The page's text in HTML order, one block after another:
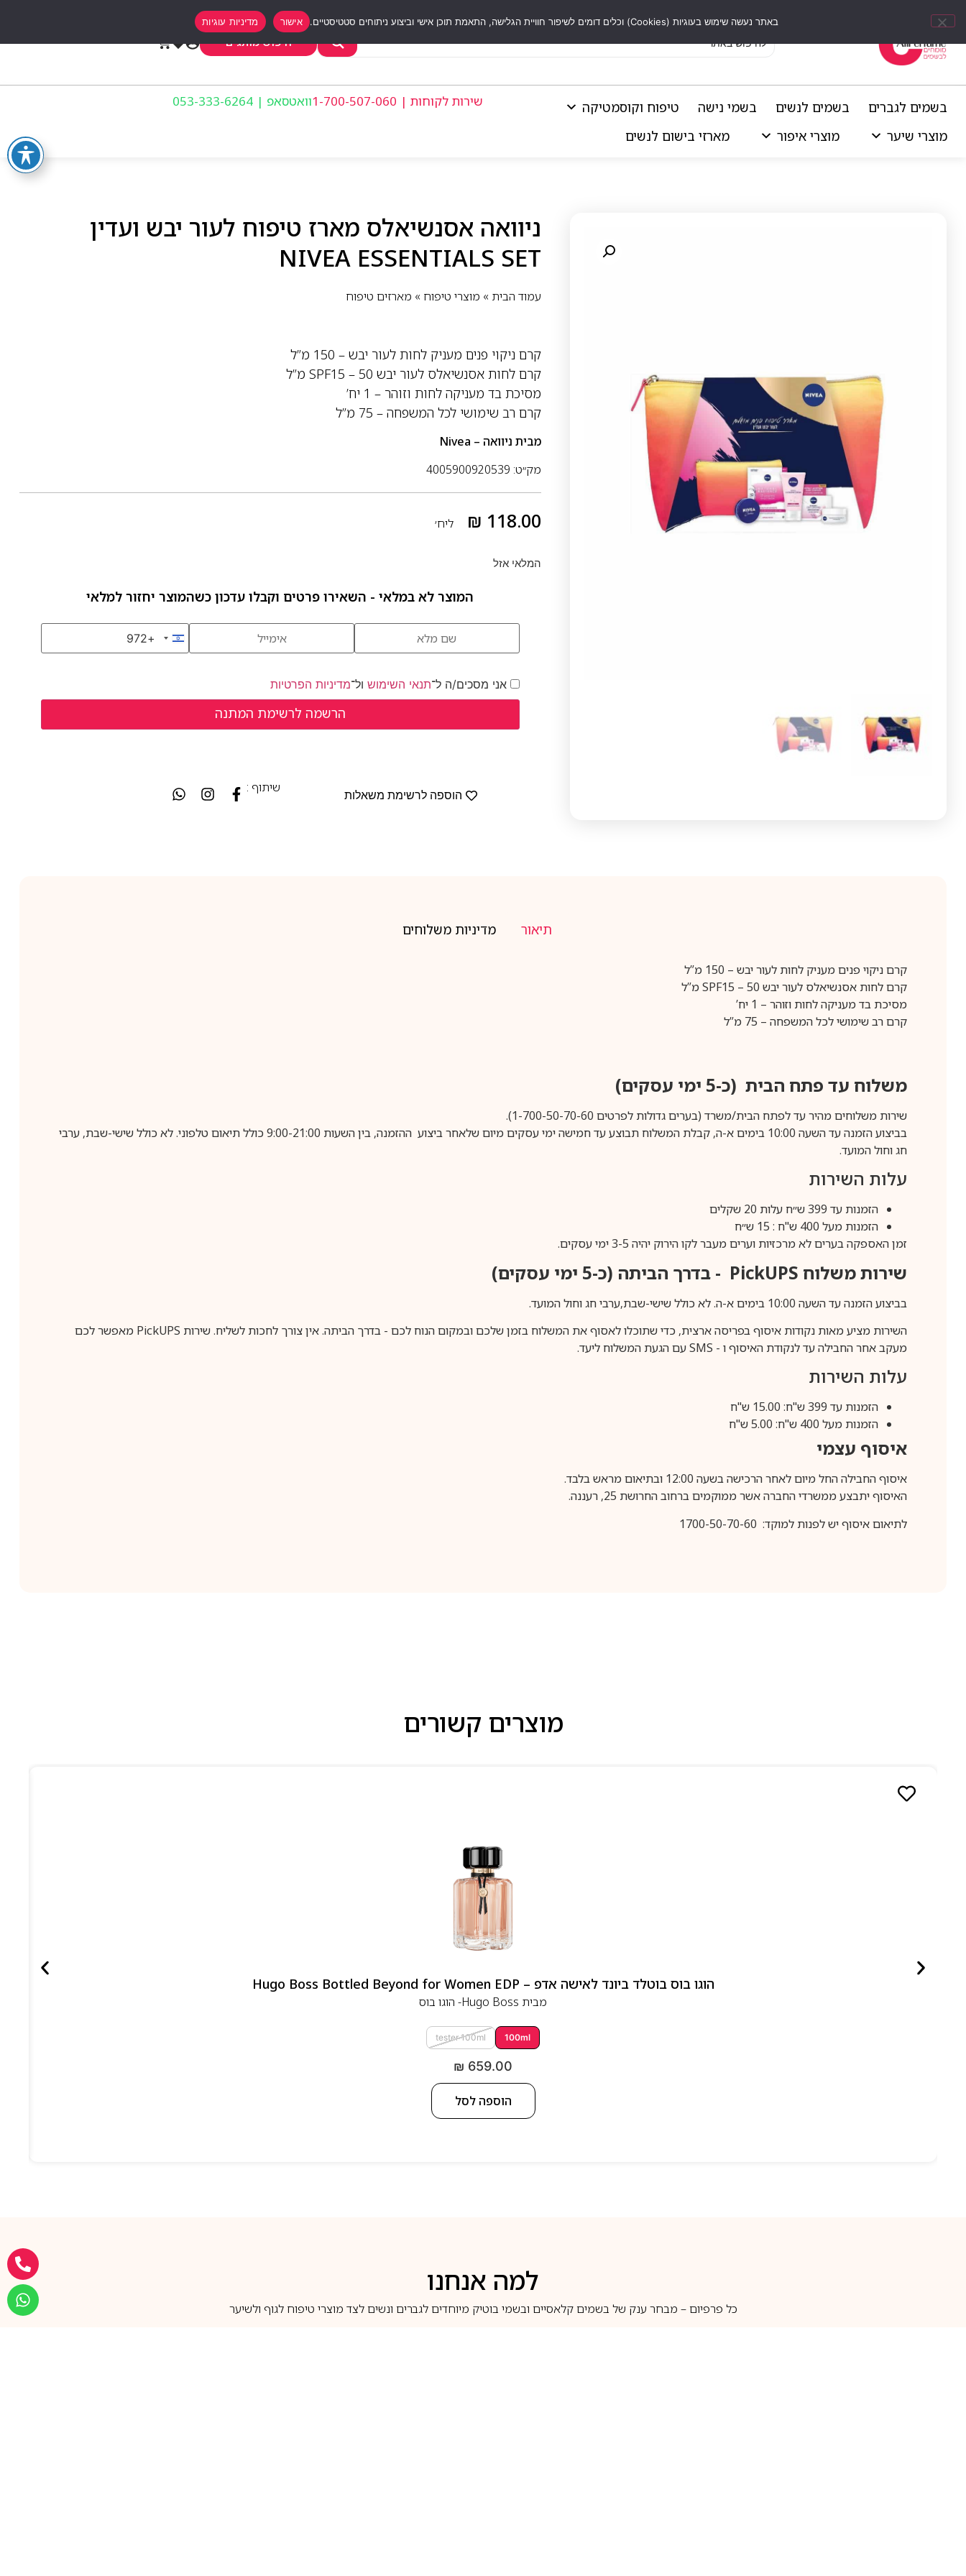
חיפוש מותגים
בשמים לגברים בשמים לנשים בשמי נישה
טיפוח וקוסמטיקה
מוצרי שיער
מוצרי איפור מארזי בישום לנשים
שירות לקוחות | 1-700-507-060 וואטסאפ | 053-333-6264
ניוואה אסנשיאלס מארז טיפוח לעור יבש ועדין
NIVEA ESSENTIALS SET
עמוד הבית » מוצרי טיפוח » מארזים טיפוח
קרם ניקוי פנים מעניק לחות לעור יבש – 150 מ”ל
קרם לחות אסנשיאלס לעור יבש SPF15 – 50 מ”ל
מסיכת בד מעניקה לחות וזוהר – 1 יח’
קרם רב שימושי לכל המשפחה – 75 מ”ל
מבית ניוואה – Nivea
מק״ט: 4005900920539
₪ 118.00 ליח׳
המלאי אזל
המוצר לא במלאי - השאירו פרטים וקבלו עדכון כשהמוצר יחזור למלאי
Israel +972
+972
אני מסכים/ה ל־תנאי השימוש ול־מדיניות הפרטיות
הוספה לרשימת משאלות
שיתוף :
תיאור מדיניות משלוחים
קרם ניקוי פנים מעניק לחות לעור יבש – 150 מ”ל
קרם לחות אסנשיאלס לעור יבש SPF15 – 50 מ”ל
מסיכת בד מעניקה לחות וזוהר – 1 יח’
קרם רב שימושי לכל המשפחה – 75 מ”ל
משלוח עד פתח הבית (כ-5 ימי עסקים)
שירות משלוחים מהיר עד לפתח הבית/משרד (בערים גדולות לפרטים 1-700-50-70-60).
בביצוע הזמנה עד השעה 10:00 בימים א-ה, קבלת המשלוח תבוצע עד חמישה ימי עסקים מיום שלאחר ביצוע ההזמנה, בין השעות 9:00-21:00 כולל תיאום טלפוני. לא כולל שישי-שבת, ערבי
חג וחול המועד.
עלות השירות
הזמנות עד 399 ש״ח עלות 20 שקלים
הזמנות מעל 400 ש"ח : 15 ש״ח
זמן האספקה בערים לא מרכזיות וערים מעבר לקו הירוק יהיה 3-5 ימי עסקים.
שירות משלוח PickUPS - בדרך הביתה (כ-5 ימי עסקים)
בביצוע הזמנה עד השעה 10:00 בימים א-ה. לא כולל שישי-שבת,ערבי חג וחול המועד.
השירות מציע מאות נקודות איסוף בפריסה ארצית, כדי שתוכלו לאסוף את המשלוח בזמן שלכם ובמקום הנוח לכם - בדרך הביתה. אין צורך לחכות לשליח. שירות PickUPS מאפשר לכם
מעקב אחר החבילה עד לנקודת האיסוף ו - SMSעם הגעת המשלוח ליעד.
עלות השירות
הזמנות עד 399 ש"ח: 15.00 ש"ח
הזמנות מעל 400 ש"ח: 5.00 ש"ח
איסוף עצמי
איסוף החבילה החל מיום לאחר הרכישה בשעה 12:00 ובתיאום מראש בלבד.
האיסוף יתבצע ממשרדי החברה אשר ממוקמים ברחוב החרושת 25, רעננה.
לתיאום איסוף יש לפנות למוקד: 1700-50-70-60
מוצרים קשורים
הוגו בוס בוטלד ביונד לאישה אדפ – Hugo Boss Bottled Beyond for Women EDP
מבית Hugo Boss- הוגו בוס
100ml
tester 100ml
₪ 659.00
הוספה לסל
למה אנחנו
כל פרפיום – מבחר ענק של בשמים קלאסיים ובשמי בוטיק מיוחדים לגברים ונשים לצד מוצרי טיפוח לגוף ולשיער
באתר נעשה שימוש בעוגיות (Cookies) וכלים דומים לשיפור חוויית הגלישה, התאמת תוכן אישי וביצוע ניתוחים סטטיסטיים. אישור מדיניות עוגיות